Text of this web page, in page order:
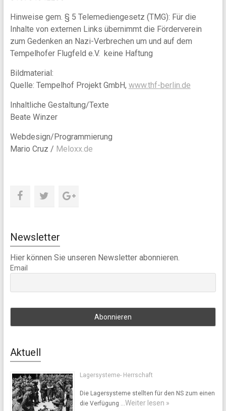
Hinweise gem. § 5 Telemediengesetz (TMG): Für die
Inhalte von externen Links übernimmt die Förderverein
zum Gedenken an Nazi-Verbrechen um und auf dem
Tempelhofer Flugfeld e.V. keine Haftung
Bildmaterial:
Quelle: Tempelhof Projekt GmbH, www.thf-berlin.de
Inhaltliche Gestaltung/Texte
Beate Winzer
Webdesign/Programmierung
Mario Cruz / Meloxx.de
Newsletter
Hier können Sie unseren Newsletter abonnieren.
Email
Aktuell
Lagersysteme- Herrschaft
Die Lagersysteme stellten für den NS zum einen
die Verfügung …Weiter lesen »